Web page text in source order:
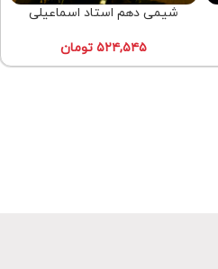
شیمی دهم استاد اسماعیلی
۵۲۴,۵۴۵ تومان